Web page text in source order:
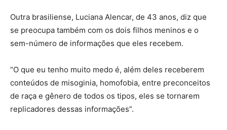
Outra brasiliense, Luciana Alencar, de 43 anos, diz que
se preocupa também com os dois filhos meninos e o
sem-número de informações que eles recebem.
“O que eu tenho muito medo é, além deles receberem
conteúdos de misoginia, homofobia, entre preconceitos
de raça e gênero de todos os tipos, eles se tornarem
replicadores dessas informações”.